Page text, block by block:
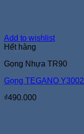
Add to wishlist
Hết hàng
Gọng Nhựa TR90
Gọng TEGANO Y3002
₫490.000